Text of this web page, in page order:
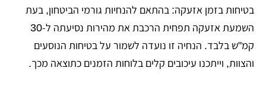
​בטיחות בזמן אזעקה: בהתאם להנחיות גורמי הביטחון, בעת
השמעת אזעקה תפחית הרכבת את מהירות נסיעתה ל-30
קמ"ש בלבד. הנחיה זו נועדה לשמור על בטיחות הנוסעים
והצוות, וייתכנו עיכובים קלים בלוחות הזמנים כתוצאה מכך.